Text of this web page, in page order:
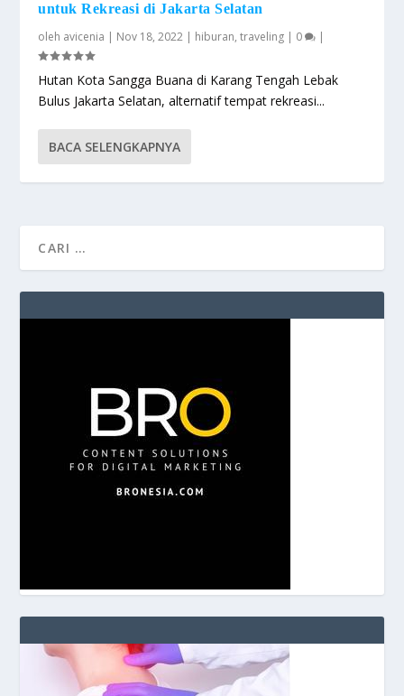
untuk Rekreasi di Jakarta Selatan
oleh avicenia | Nov 18, 2022 | hiburan,traveling | 0 |
Hutan Kota Sangga Buana di Karang Tengah Lebak
Bulus Jakarta Selatan, alternatif tempat rekreasi...
BACA SELENGKAPNYA